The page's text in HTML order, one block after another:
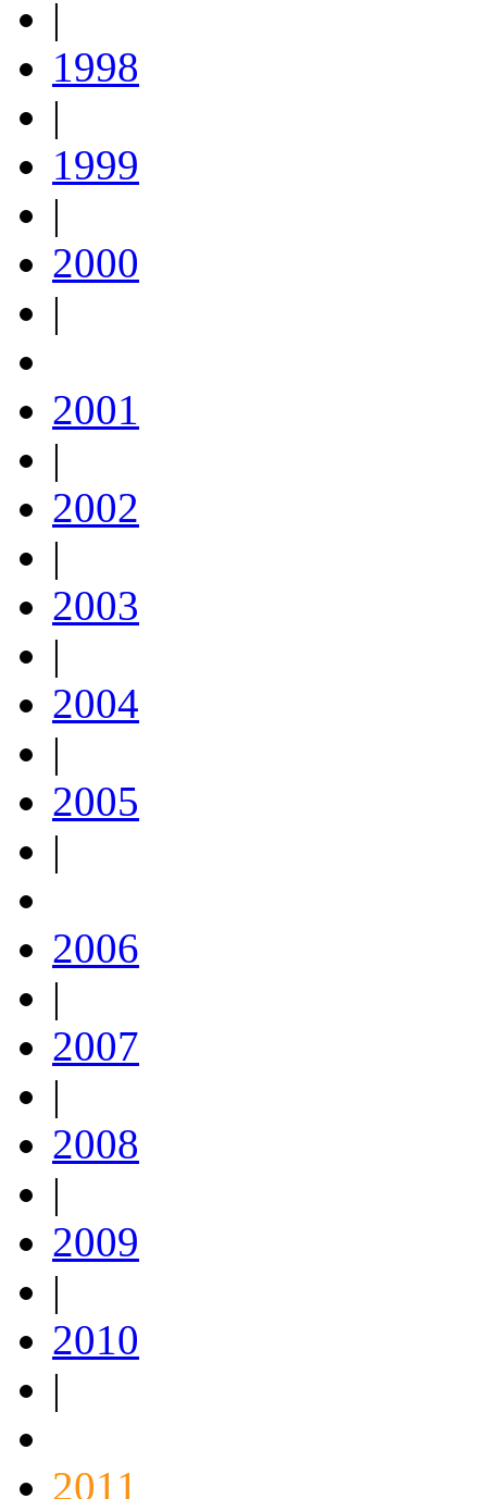
|
1998
|
1999
|
2000
|
2001
|
2002
|
2003
|
2004
|
2005
|
2006
|
2007
|
2008
|
2009
|
2010
|
2011